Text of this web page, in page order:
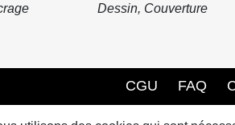
Dessin, Couverture
CGU FAQ